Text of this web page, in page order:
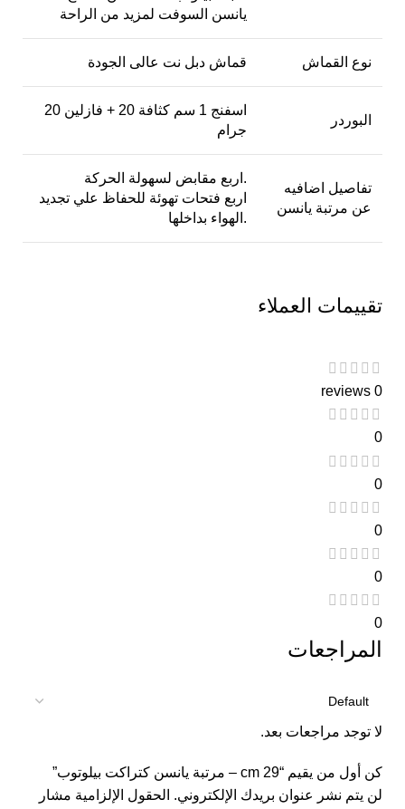
يانسن السوفت لمزيد من الراحة
قماش دبل نت عالى الجودة نوع القماش
اسفنج 1 سم كثافة 20 + فازلين 20
جرام
البوردر
اربع مقابض لسهولة الحركة.
اربع فتحات تهوئة للحفاظ علي تجديد
الهواء بداخلها.
تفاصيل اضافيه
عن مرتبة يانسن
تقييمات العملاء
0 reviews
0
0
0
0
0
المراجعات
لا توجد مراجعات بعد.
كن أول من يقيم “29 cm – مرتبة يانسن كتراكت بيلوتوب”
لن يتم نشر عنوان بريدك الإلكتروني. الحقول الإلزامية مشار